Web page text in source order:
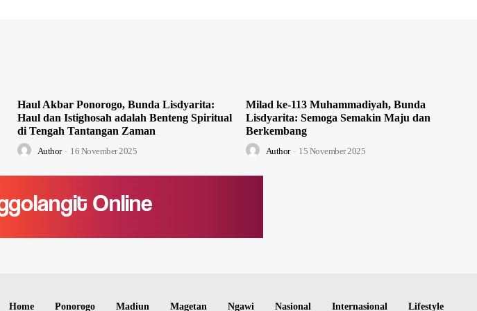
Haul Akbar Ponorogo, Bunda Lisdyarita:
Haul dan Istighosah adalah Benteng Spiritual
di Tengah Tantangan Zaman
Author - 16 November 2025
Milad ke-113 Muhammadiyah, Bunda
Lisdyarita: Semoga Semakin Maju dan
Berkembang
Author - 15 November 2025
Home Ponorogo Madiun Magetan Ngawi Nasional Internasional Lifestyle